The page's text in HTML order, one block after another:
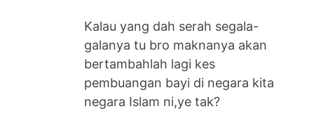
Kalau yang dah serah segala-
galanya tu bro maknanya akan
bertambahlah lagi kes
pembuangan bayi di negara kita
negara Islam ni,ye tak?